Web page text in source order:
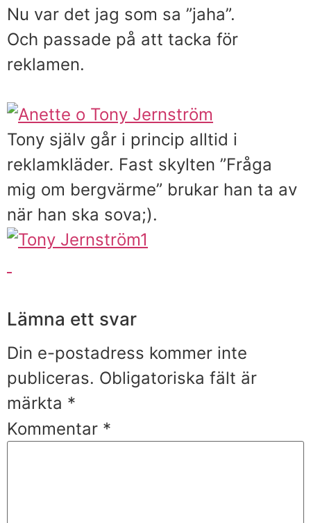
Nu var det jag som sa ”jaha”.
Och passade på att tacka för
reklamen.
Tony själv går i princip alltid i
reklamkläder. Fast skylten ”Fråga
mig om bergvärme” brukar han ta av
när han ska sova;).
Lämna ett svar
Din e-postadress kommer inte
publiceras. Obligatoriska fält är
märkta *
Kommentar *